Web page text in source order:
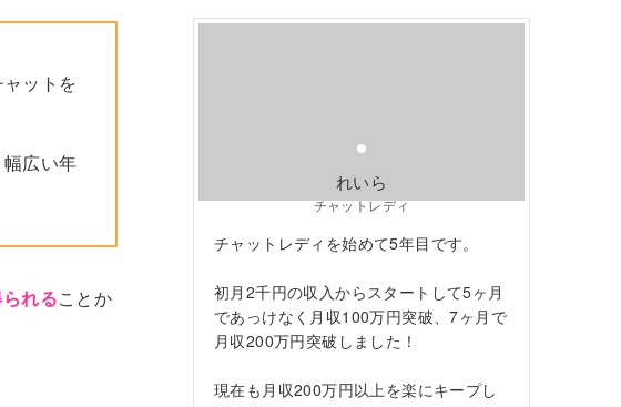
ットを
広い年
れることか
れいら
チャットレディ
チャットレディを始めて5年目です。
初月2千円の収入からスタートして5ヶ月
であっけなく月収100万円突破、7ヶ月で
月収200万円突破しました！
現在も月収200万円以上を楽にキープし